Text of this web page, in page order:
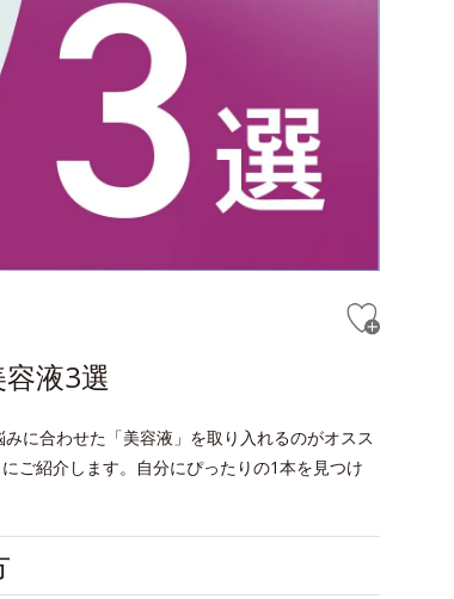
液3選
に合わせた「美容液」を取り入れるのがオスス
ご紹介します。自分にぴったりの1本を見つけ